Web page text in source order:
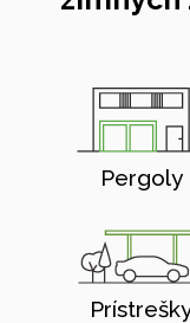
Pergoly